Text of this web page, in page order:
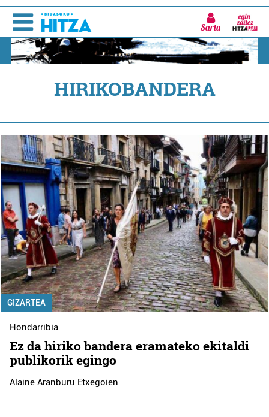
Sartu
HIRIKOBANDERA
GIZARTEA
Hondarribia
Ez da hiriko bandera eramateko ekitaldi
publikorik egingo
Alaine Aranburu Etxegoien